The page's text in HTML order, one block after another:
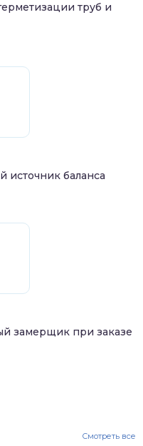
труб и
баланса
замерщик при заказе
Смотреть все